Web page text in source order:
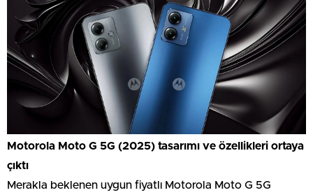
Motorola Moto G 5G (2025) tasarımı ve özellikleri ortaya
çıktı
Merakla beklenen uygun fiyatlı Motorola Moto G 5G